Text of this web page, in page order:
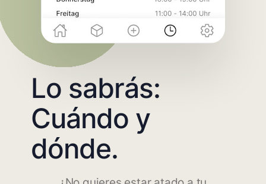
Lo sabrás:
Cuándo y
dónde.